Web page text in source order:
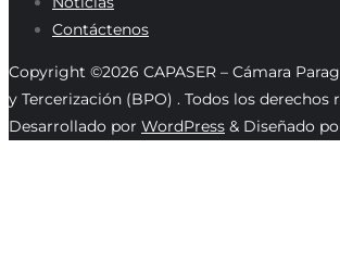
Contáctenos
Copyright ©2026 CAPASER – Cámara
y Tercerización (BPO) . Todos los derechos
Desarrollado por WordPress & Diseñado